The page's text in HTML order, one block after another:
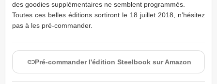
des goodies supplémentaires ne semblent programmés.
Toutes ces belles éditions sortiront le 18 juillet 2018, n’hésitez
pas à les pré-commander.
Pré-commander l'édition Steelbook sur Amazon